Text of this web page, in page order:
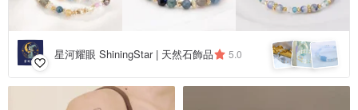
星河耀眼 ShiningStar | 天然石飾品 5.0